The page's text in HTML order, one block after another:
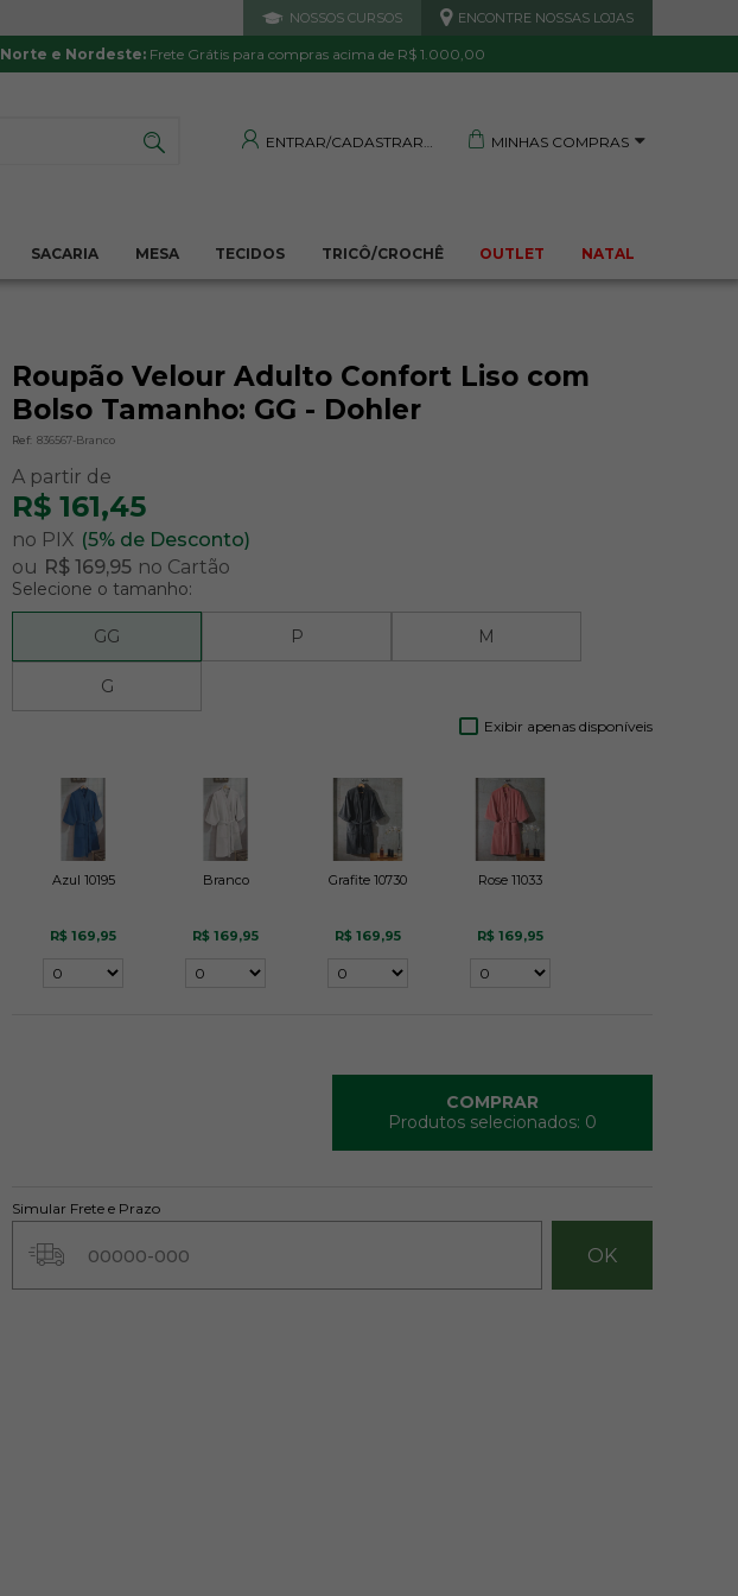
NOSSOS CURSOS ENCONTRE NOSSAS LOJAS
Norte e Nordeste:Frete Grátis para compras acima de R$ 1.000,00
ENTRAR/CADASTRAR MINHAS COMPRAS
SACARIA MESA TECIDOS TRICÔ/CROCHÊ OUTLET NATAL
PRODUTO DE QUALIDADE
Satisfação Garantida
TRANQUILIDADE E PROTEÇÃO
Roupão Velour Adulto Confort Liso com
Bolso Tamanho: GG - Dohler
Ref: 836567-Branco
R$ 161,45
no PIX (5% de Desconto)
ou R$ 169,95 no Cartão
Selecione o tamanho:
GG P M
G
Exibir apenas disponíveis
Azul 10195
R$ 169,95
Branco
R$ 169,95
Grafite 10730
R$ 169,95
Rose 11033
R$ 169,95
COMPRAR
Produtos selecionados: 0
Simular Frete e Prazo